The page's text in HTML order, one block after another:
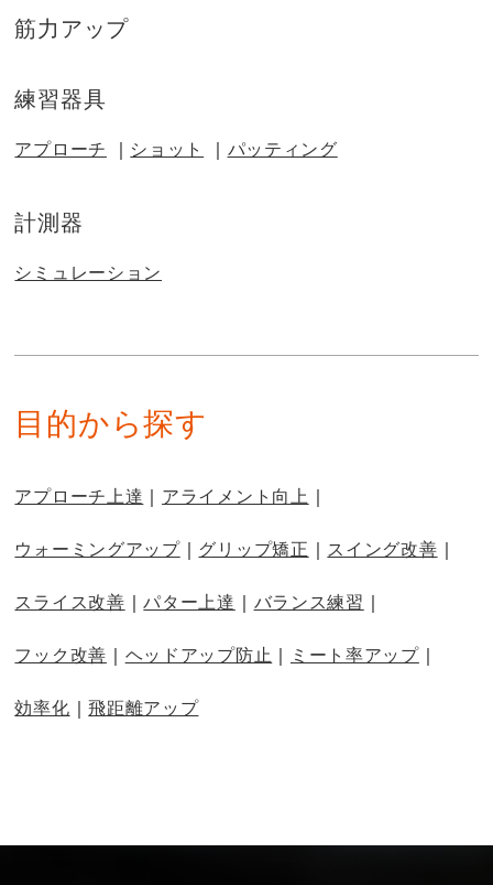
筋力アップ
練習器具
アプローチ ショット パッティング
計測器
シミュレーション
目的から探す
アプローチ上達 アライメント向上
ウォーミングアップ グリップ矯正 スイング改善
スライス改善 パター上達 バランス練習
フック改善 ヘッドアップ防止 ミート率アップ
効率化 飛距離アップ